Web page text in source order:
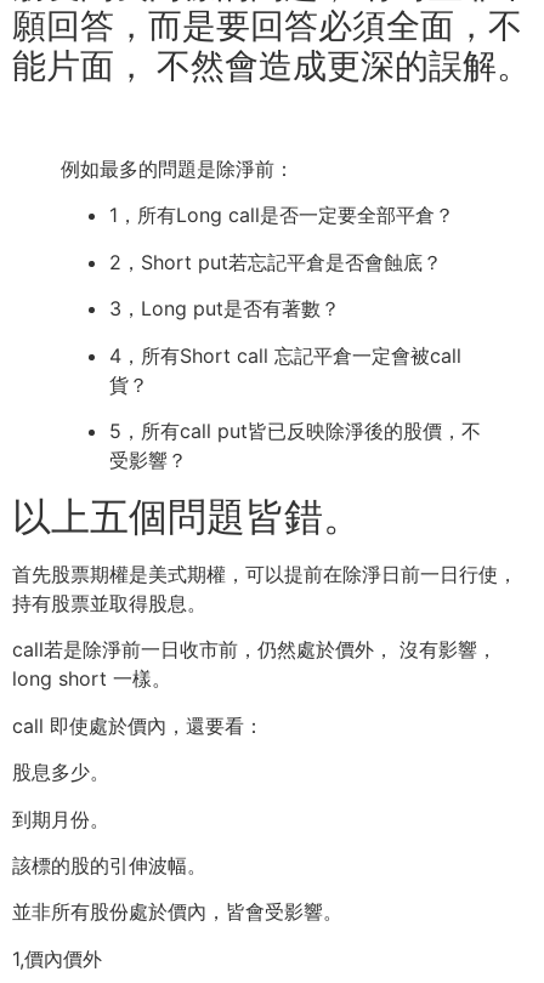
願回答，而是要回答必須全面，不
能片面， 不然會造成更深的誤解。
例如最多的問題是除淨前：
1，所有Long call是否一定要全部平倉？
2，Short put若忘記平倉是否會蝕底？
3，Long put是否有著數？
4，所有Short call 忘記平倉一定會被call
貨？
5，所有call put皆已反映除淨後的股價，不
受影響？
以上五個問題皆錯。
首先股票期權是美式期權，可以提前在除淨日前一日行使，
持有股票並取得股息。
call若是除淨前一日收市前，仍然處於價外， 沒有影響，
long short 一樣。
call 即使處於價內，還要看：
股息多少。
到期月份。
該標的股的引伸波幅。
並非所有股份處於價內，皆會受影響。
1,價內價外